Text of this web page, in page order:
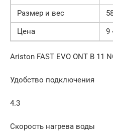
Размер и вес
Цена
9
Ariston FAST EVO ONT B 11
Удобство подключения
4.3
Скорость нагрева воды